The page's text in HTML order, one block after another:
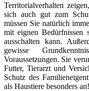
Territorialverhalten
sich auch gut zum
müssen Sie natürlich
mit eignen Bedürfnissen
ausschalten kann.
gewisse
Voraussetzungen. Sie
Futter, Tierarzt und
Schutz des
als Haustiere besonders an!